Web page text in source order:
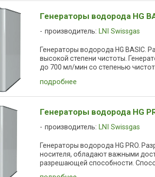
Генераторы водорода HG
производитель: LNI Swissgas
Генераторы водорода HG BASIC.
высокой степени чистоты.
до 700 мл/мин со степенью
подробнее
Генераторы водорода HG
производитель: LNI Swissgas
Генераторы водорода HG PRO.
носителя, обладают важными
разрешающей способности.